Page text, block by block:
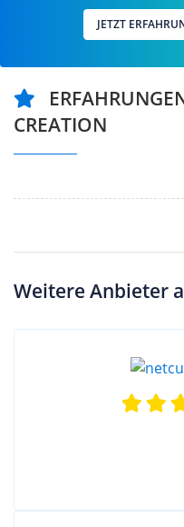
JETZT
CREATION
Weitere Anbieter